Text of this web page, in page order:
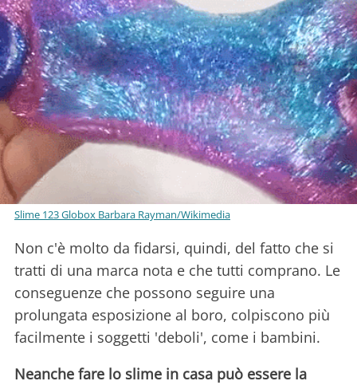
Slime 123 Globox Barbara Rayman/Wikimedia
Non c'è molto da fidarsi, quindi, del fatto che si
tratti di una marca nota e che tutti comprano. Le
conseguenze che possono seguire una
prolungata esposizione al boro, colpiscono più
facilmente i soggetti 'deboli', come i bambini.
Neanche fare lo slime in casa può essere la